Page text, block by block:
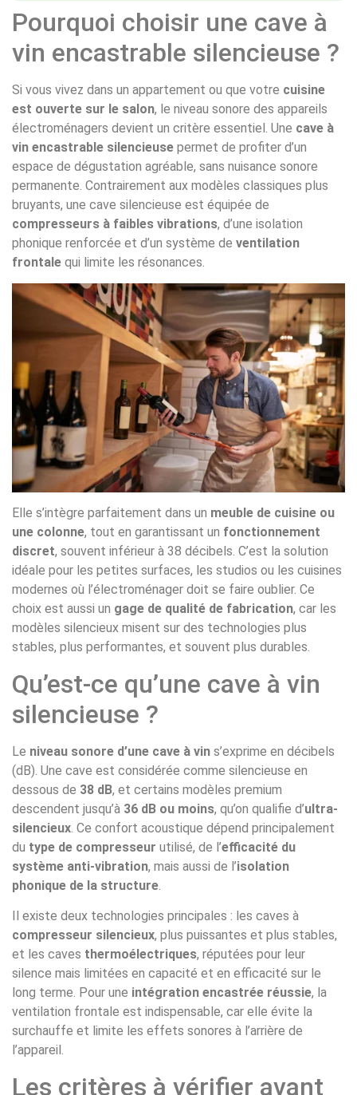
Pourquoi choisir une cave à
vin encastrable silencieuse ?
Si vous vivez dans un appartement ou que votre cuisine
est ouverte sur le salon, le niveau sonore des appareils
électroménagers devient un critère essentiel. Une cave à
vin encastrable silencieuse permet de profiter d’un
espace de dégustation agréable, sans nuisance sonore
permanente. Contrairement aux modèles classiques plus
bruyants, une cave silencieuse est équipée de
compresseurs à faibles vibrations, d’une isolation
phonique renforcée et d’un système de ventilation
frontale qui limite les résonances.
Elle s’intègre parfaitement dans un meuble de cuisine ou
une colonne, tout en garantissant un fonctionnement
discret, souvent inférieur à 38 décibels. C’est la solution
idéale pour les petites surfaces, les studios ou les cuisines
modernes où l’électroménager doit se faire oublier. Ce
choix est aussi un gage de qualité de fabrication, car les
modèles silencieux misent sur des technologies plus
stables, plus performantes, et souvent plus durables.
Qu’est-ce qu’une cave à vin
silencieuse ?
Le niveau sonore d’une cave à vin s’exprime en décibels
(dB). Une cave est considérée comme silencieuse en
dessous de 38 dB, et certains modèles premium
descendent jusqu’à 36 dB ou moins, qu’on qualifie d’ultra-
silencieux. Ce confort acoustique dépend principalement
du type de compresseur utilisé, de l’efficacité du
système anti-vibration, mais aussi de l’isolation
phonique de la structure.
Il existe deux technologies principales : les caves à
compresseur silencieux, plus puissantes et plus stables,
et les caves thermoélectriques, réputées pour leur
silence mais limitées en capacité et en efficacité sur le
long terme. Pour une intégration encastrée réussie, la
ventilation frontale est indispensable, car elle évite la
surchauffe et limite les effets sonores à l’arrière de
l’appareil.
Les critères à vérifier avant